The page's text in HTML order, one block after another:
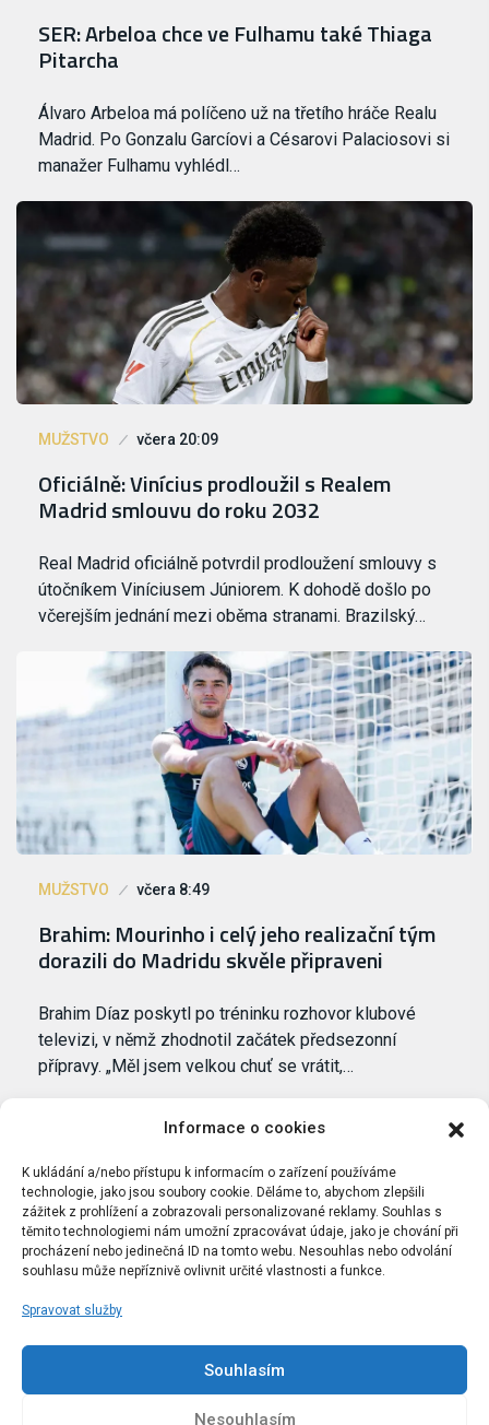
Informace o cookies
K ukládání a/nebo přístupu k informacím o zařízení používáme
technologie, jako jsou soubory cookie. Děláme to, abychom zlepšili
zážitek z prohlížení a zobrazovali personalizované reklamy. Souhlas s
těmito technologiemi nám umožní zpracovávat údaje, jako je chování při
procházení nebo jedinečná ID na tomto webu. Nesouhlas nebo odvolání
souhlasu může nepříznivě ovlivnit určité vlastnosti a funkce.
Spravovat služby
Souhlasím
Nesouhlasím
SER: Arbeloa chce ve Fulhamu také Thiaga
Pitarcha
Álvaro Arbeloa má políčeno už na třetího hráče Realu
Madrid. Po Gonzalu Garcíovi a Césarovi Palaciosovi si
manažer Fulhamu vyhlédl…
MUŽSTVO včera 20:09
Oficiálně: Vinícius prodloužil s Realem
Madrid smlouvu do roku 2032
Real Madrid oficiálně potvrdil prodloužení smlouvy s
útočníkem Viníciusem Júniorem. K dohodě došlo po
včerejším jednání mezi oběma stranami. Brazilský…
MUŽSTVO včera 8:49
Brahim: Mourinho i celý jeho realizační tým
dorazili do Madridu skvěle připraveni
Brahim Díaz poskytl po tréninku rozhovor klubové
televizi, v němž zhodnotil začátek předsezonní
přípravy. „Měl jsem velkou chuť se vrátit,…